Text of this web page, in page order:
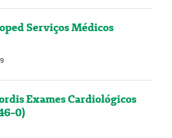
Serviços Médicos
Exames Cardiológicos
0)